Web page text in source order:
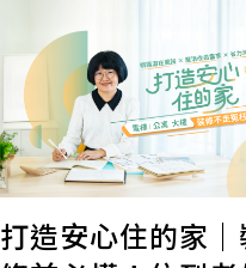
打造安心住的家｜